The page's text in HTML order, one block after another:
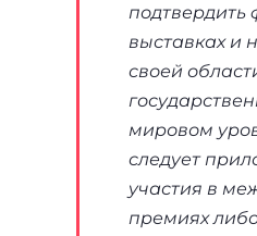
подтвердить
выставках и
своей
мировом
следует
участия в
премиях